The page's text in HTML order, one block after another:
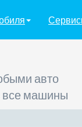
авто
все машины